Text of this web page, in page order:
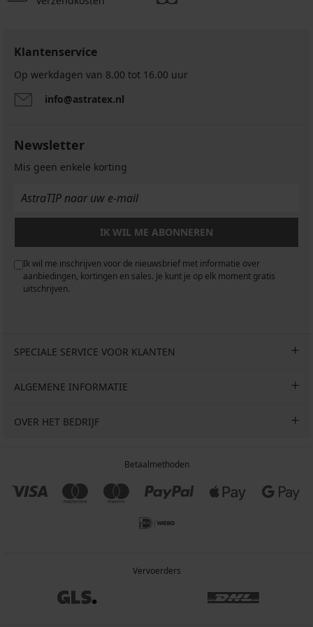
Klantenservice
Op werkdagen van 8.00 tot 16.00 uur
info@astratex.nl
Newsletter
Mis geen enkele korting
IK WIL ME ABONNEREN
Ik wil me inschrijven voor de nieuwsbrief met informatie over
aanbiedingen, kortingen en sales. Je kunt je op elk moment gratis
uitschrijven.
SPECIALE SERVICE VOOR KLANTEN
ALGEMENE INFORMATIE
OVER HET BEDRIJF
Betaalmethoden
Vervoerders